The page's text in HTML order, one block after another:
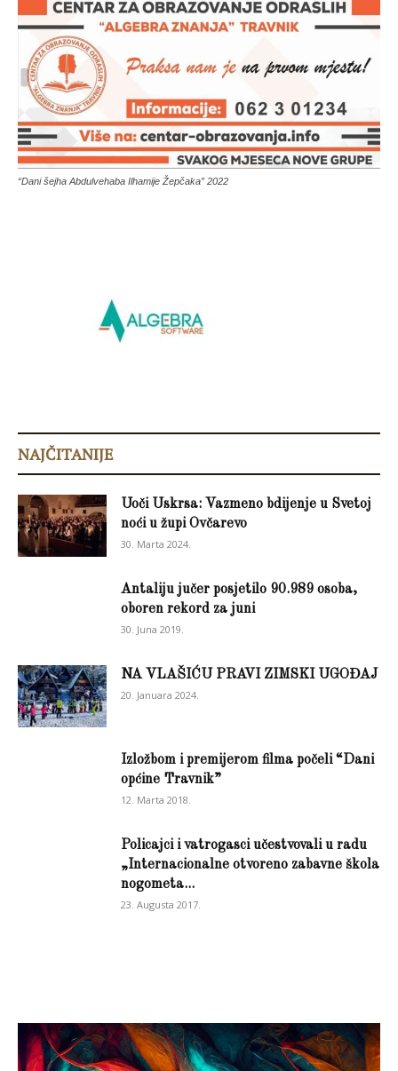
“Dani šejha Abdulvehaba Ilhamije Žepčaka” 2022
NAJČITANIJE
Uoči Uskrsa: Vazmeno bdijenje u Svetoj
noći u župi Ovčarevo
30. Marta 2024.
Antaliju jučer posjetilo 90.989 osoba,
oboren rekord za juni
30. Juna 2019.
NA VLAŠIĆU PRAVI ZIMSKI UGOĐAJ
20. Januara 2024.
Izložbom i premijerom filma počeli “Dani
općine Travnik”
12. Marta 2018.
Policajci i vatrogasci učestvovali u radu
„Internacionalne otvoreno zabavne škola
nogometa...
23. Augusta 2017.